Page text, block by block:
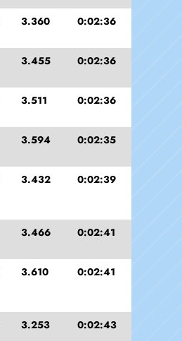
3.360 0:02:36
3.455 0:02:36
3.511 0:02:36
3.594 0:02:35
3.432 0:02:39
3.466 0:02:41
3.610 0:02:41
3.253 0:02:43